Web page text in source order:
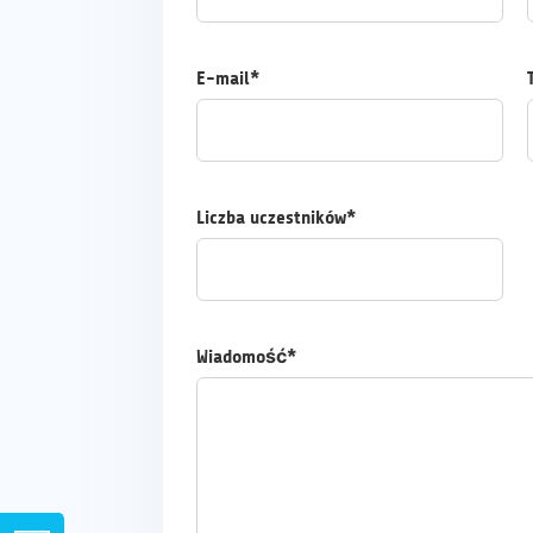
E-mail*
Liczba uczestników*
Wiadomość*